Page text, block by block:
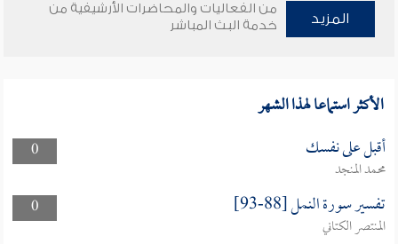
المزيد
من الفعاليات والمحاضرات الأرشيفية من
خدمة البث المباشر
الأكثر استماعا لهذا الشهر
0 أقبل على نفسك
محمد المنجد
0
تفسير سورة النمل [88-93]
المنتصر الكتاني